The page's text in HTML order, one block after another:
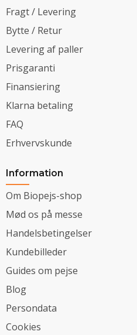
Fragt / Levering
Bytte / Retur
Levering af paller
Prisgaranti
Finansiering
Klarna betaling
FAQ
Erhvervskunde
Information
Om Biopejs-shop
Mød os på messe
Handelsbetingelser
Kundebilleder
Guides om pejse
Blog
Persondata
Cookies